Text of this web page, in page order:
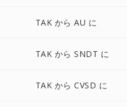
TAK から AU に
TAK から SNDT に
TAK から CVSD に